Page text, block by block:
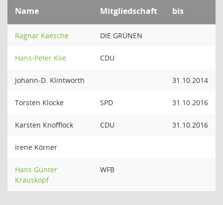
Name Mitgliedschaft bis
Ragnar Kaesche DIE GRÜNEN
Hans-Peter Klie CDU
Johann-D. Klintworth 31.10.2014
Torsten Klocke SPD 31.10.2016
Karsten Knofflock CDU 31.10.2016
Irene Körner
Hans Günter
Krauskopf
WFB